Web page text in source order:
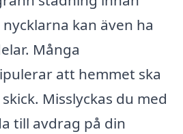
kan även ha
Många
att hemmet ska
Misslyckas du med
till avdrag på din